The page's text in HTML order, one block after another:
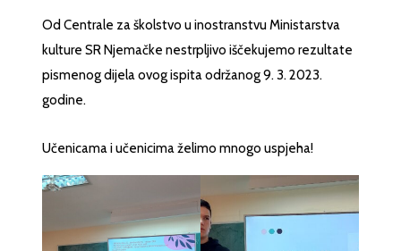
Od Centrale za školstvo u inostranstvu Ministarstva
kulture SR Njemačke nestrpljivo iščekujemo rezultate
pismenog dijela ovog ispita održanog 9. 3. 2023.
godine.
Učenicama i učenicima želimo mnogo uspjeha!